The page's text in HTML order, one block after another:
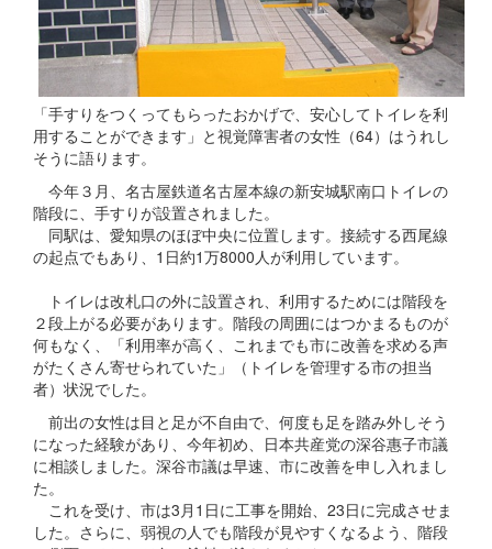
「手すりをつくってもらったおかげで、安心してトイレを利
用することができます」と視覚障害者の女性（64）はうれし
そうに語ります。
今年３月、名古屋鉄道名古屋本線の新安城駅南口トイレの
階段に、手すりが設置されました。
同駅は、愛知県のほぼ中央に位置します。接続する西尾線
の起点でもあり、1日約1万8000人が利用しています。
トイレは改札口の外に設置され、利用するためには階段を
２段上がる必要があります。階段の周囲にはつかまるものが
何もなく、「利用率が高く、これまでも市に改善を求める声
がたくさん寄せられていた」（トイレを管理する市の担当
者）状況でした。
前出の女性は目と足が不自由で、何度も足を踏み外しそう
になった経験があり、今年初め、日本共産党の深谷惠子市議
に相談しました。深谷市議は早速、市に改善を申し入れまし
た。
これを受け、市は3月1日に工事を開始、23日に完成させま
した。さらに、弱視の人でも階段が見やすくなるよう、階段